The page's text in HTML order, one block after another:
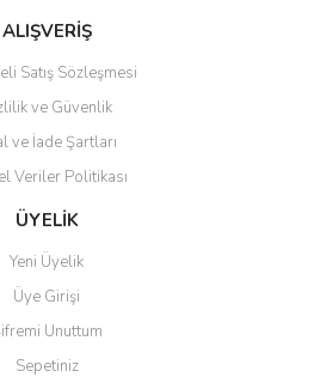
ALIŞVERİŞ
Satış Sözleşmesi
ve Güvenlik
ve İade Şartları
Veriler Politikası
ÜYELİK
Yeni Üyelik
Üye Girişi
Unuttum
Sepetiniz